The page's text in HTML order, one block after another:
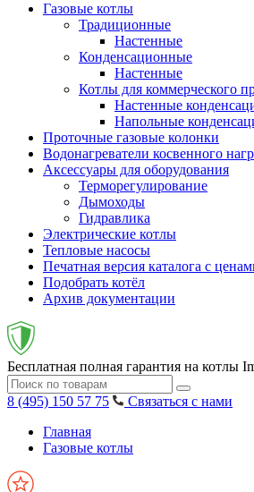
Газовые котлы
Традиционные
Настенные
Конденсационные
Настенные
Котлы для коммерческого
Настенные
Напольные
Проточные газовые колонки
Водонагреватели косвенного
Аксессуары для оборудования
Терморегулирование
Дымоходы
Гидравлика
Электрические котлы
Тепловые насосы
Печатная версия каталога с
Подобрать котёл
Архив документации
Бесплатная полная гарантия на котлы
8 (495) 150 57 75
Связаться с нами
Главная
Газовые котлы